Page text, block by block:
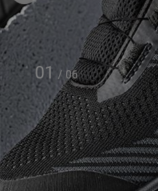
01 / 06